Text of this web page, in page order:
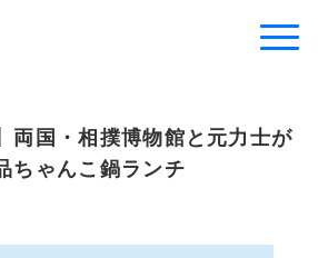
両国・相撲博物館と元力士が
ちゃんこ鍋ランチ